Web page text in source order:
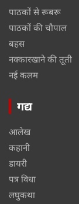
पाठकों से रूबरू
पाठकों की चौपाल
बहस
नक्कारखाने की तूती
नई कलम
गद्य
आलेख
कहानी
डायरी
पत्र विधा
लघुकथा